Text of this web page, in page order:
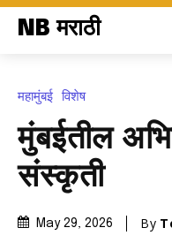
NB मराठी
महामुंबई विशेष
मुंबईतील
संस्कृती
May 29, 2026 By